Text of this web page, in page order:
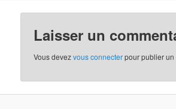
Laisser un
Vous devezvous connecterpour publier un